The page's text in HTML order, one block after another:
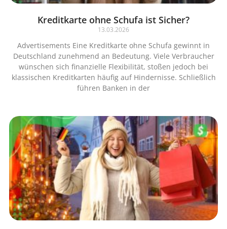
Kreditkarte ohne Schufa ist Sicher?
13.03.2026
Advertisements Eine Kreditkarte ohne Schufa gewinnt in
Deutschland zunehmend an Bedeutung. Viele Verbraucher
wünschen sich finanzielle Flexibilität, stoßen jedoch bei
klassischen Kreditkarten häufig auf Hindernisse. Schließlich
führen Banken in der